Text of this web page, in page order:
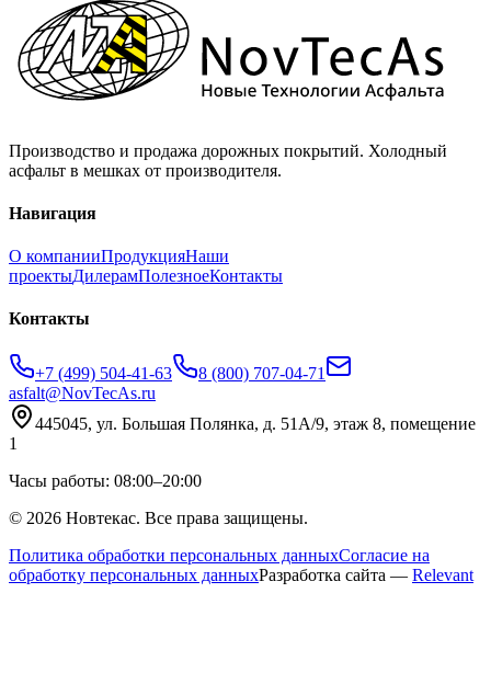
Производство и продажа дорожных покрытий. Холодный
асфальт в мешках от производителя.
Навигация
О компанииПродукцияНаши
проектыДилерамПолезноеКонтакты
Контакты
+7 (499) 504-41-63
8 (800) 707-04-71
asfalt@NovTecAs.ru
445045, ул. Большая Полянка, д. 51А/9, этаж 8, помещение
1
Часы работы: 08:00–20:00
© 2026 Новтекас. Все права защищены.
Политика обработки персональных данныхСогласие на
обработку персональных данныхРазработка сайта — Relevant